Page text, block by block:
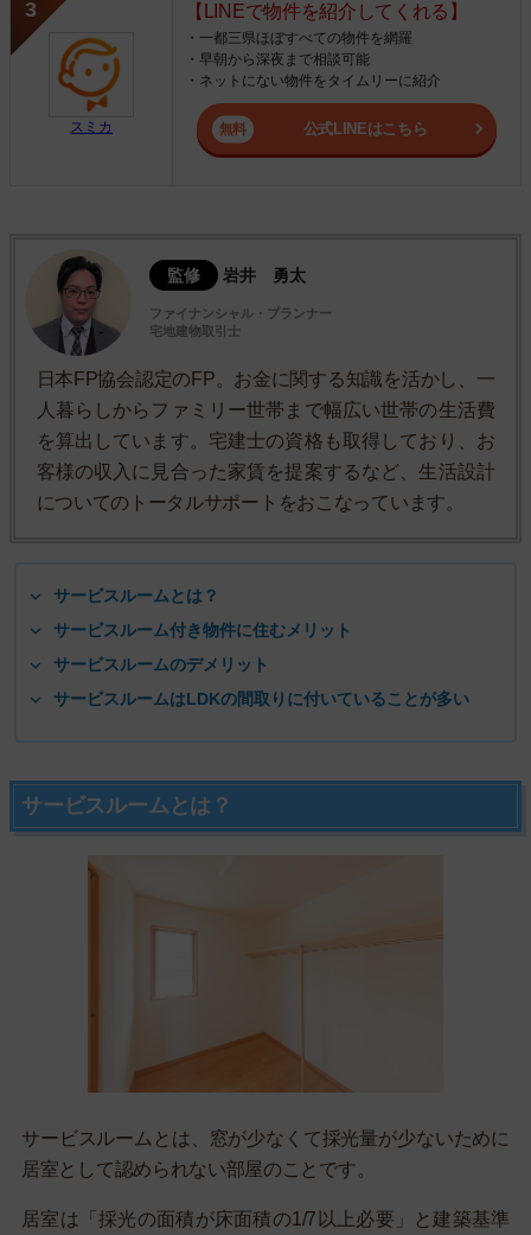
スミカ
【LINEで物件を紹介してくれる】
・一都三県ほぼすべての物件を網羅
・早朝から深夜まで相談可能
・ネットにない物件をタイムリーに紹介
公式LINEはこちら
監修 岩井 勇太
ファイナンシャル・プランナー
宅地建物取引士
日本FP協会認定のFP。お金に関する知識を活かし、一
人暮らしからファミリー世帯まで幅広い世帯の生活費
を算出しています。宅建士の資格も取得しており、お
客様の収入に見合った家賃を提案するなど、生活設計
についてのトータルサポートをおこなっています。
サービスルームとは？
サービスルーム付き物件に住むメリット
サービスルームのデメリット
サービスルームはLDKの間取りに付いていることが多い
サービスルームとは？
サービスルームとは、窓が少なくて採光量が少ないために
居室として認められない部屋のことです。
居室は「採光の面積が床面積の1/7以上必要」と建築基準